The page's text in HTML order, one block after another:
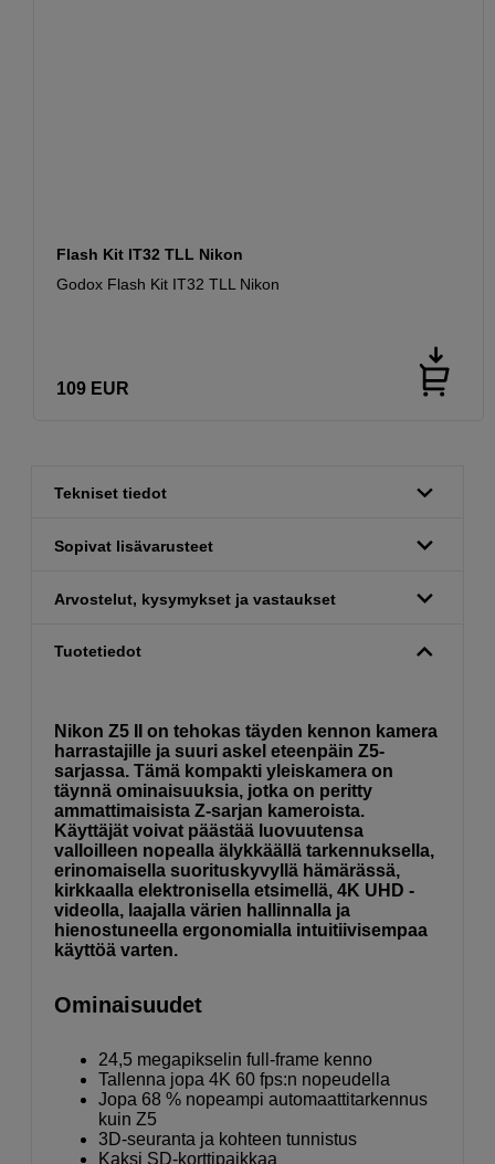
Flash Kit IT32 TLL Nikon
Godox Flash Kit IT32 TLL Nikon
109 EUR
Tekniset tiedot
Sopivat lisävarusteet
Arvostelut, kysymykset ja vastaukset
Tuotetiedot
Nikon Z5 II on tehokas täyden kennon kamera
harrastajille ja suuri askel eteenpäin Z5-
sarjassa. Tämä kompakti yleiskamera on
täynnä ominaisuuksia, jotka on peritty
ammattimaisista Z-sarjan kameroista.
Käyttäjät voivat päästää luovuutensa
valloilleen nopealla älykkäällä tarkennuksella,
erinomaisella suorituskyvyllä hämärässä,
kirkkaalla elektronisella etsimellä, 4K UHD -
videolla, laajalla värien hallinnalla ja
hienostuneella ergonomialla intuitiivisempaa
käyttöä varten.
Ominaisuudet
24,5 megapikselin full-frame kenno
Tallenna jopa 4K 60 fps:n nopeudella
Jopa 68 % nopeampi automaattitarkennus
kuin Z5
3D-seuranta ja kohteen tunnistus
Kaksi SD-korttipaikkaa